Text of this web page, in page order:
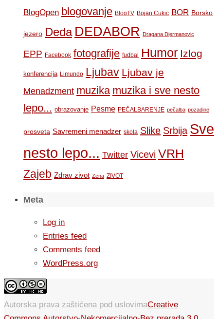
BlogOpen blogovanje BlogTV Bojan Cukic BOR Borsko
jezero Deda DEDABOR Dragana Djermanovic
EPP Facebook fotografije fudbal Humor Izlog
konferencija Limundo Ljubav Ljubav je
Menadzment muzika muzika i sve nesto
lepo... obrazovanje Pesme PEČALBARENJE pečalba pozadine
prosveta Savremeni menadzer skola Slike Srbija Sve
nesto lepo... Twitter Vicevi VRH
Zajeb Zdrav zivot Zena ZIVOT
Meta
Log in
Entries feed
Comments feed
WordPress.org
Autorska prava zaštićena pod uslovimaCreative